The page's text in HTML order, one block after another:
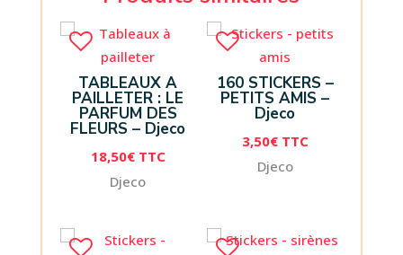
TABLEAUX A
PAILLETER : LE
PARFUM DES
FLEURS – Djeco
18,50€ TTC
Djeco
160 STICKERS –
PETITS AMIS –
Djeco
3,50€ TTC
Djeco